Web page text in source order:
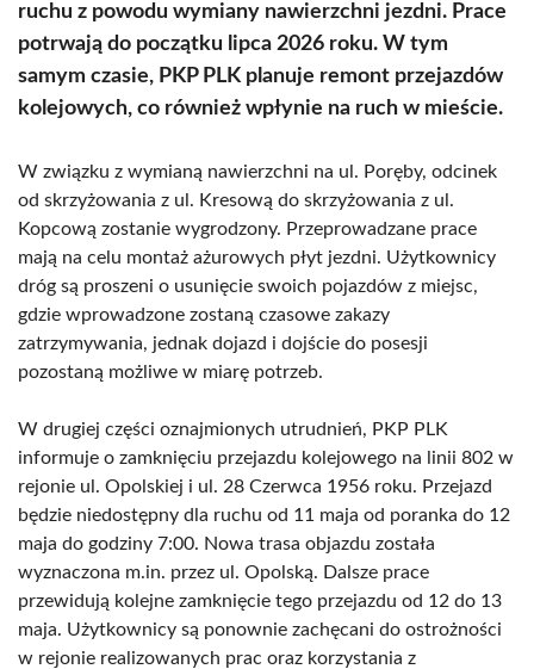
ruchu z powodu wymiany nawierzchni jezdni. Prace
potrwają do początku lipca 2026 roku. W tym
samym czasie, PKP PLK planuje remont przejazdów
kolejowych, co również wpłynie na ruch w mieście.
W związku z wymianą nawierzchni na ul. Poręby, odcinek
od skrzyżowania z ul. Kresową do skrzyżowania z ul.
Kopcową zostanie wygrodzony. Przeprowadzane prace
mają na celu montaż ażurowych płyt jezdni. Użytkownicy
dróg są proszeni o usunięcie swoich pojazdów z miejsc,
gdzie wprowadzone zostaną czasowe zakazy
zatrzymywania, jednak dojazd i dojście do posesji
pozostaną możliwe w miarę potrzeb.
W drugiej części oznajmionych utrudnień, PKP PLK
informuje o zamknięciu przejazdu kolejowego na linii 802 w
rejonie ul. Opolskiej i ul. 28 Czerwca 1956 roku. Przejazd
będzie niedostępny dla ruchu od 11 maja od poranka do 12
maja do godziny 7:00. Nowa trasa objazdu została
wyznaczona m.in. przez ul. Opolską. Dalsze prace
przewidują kolejne zamknięcie tego przejazdu od 12 do 13
maja. Użytkownicy są ponownie zachęcani do ostrożności
w rejonie realizowanych prac oraz korzystania z